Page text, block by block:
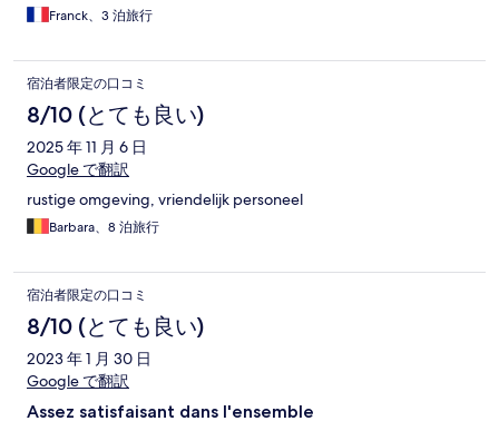
Franck、3 泊旅行
宿泊者限定の口コミ
8/10 (とても良い)
2025 年 11 月 6 日
Google で翻訳
rustige omgeving, vriendelijk personeel
Barbara、8 泊旅行
宿泊者限定の口コミ
8/10 (とても良い)
2023 年 1 月 30 日
Google で翻訳
Assez satisfaisant dans l'ensemble